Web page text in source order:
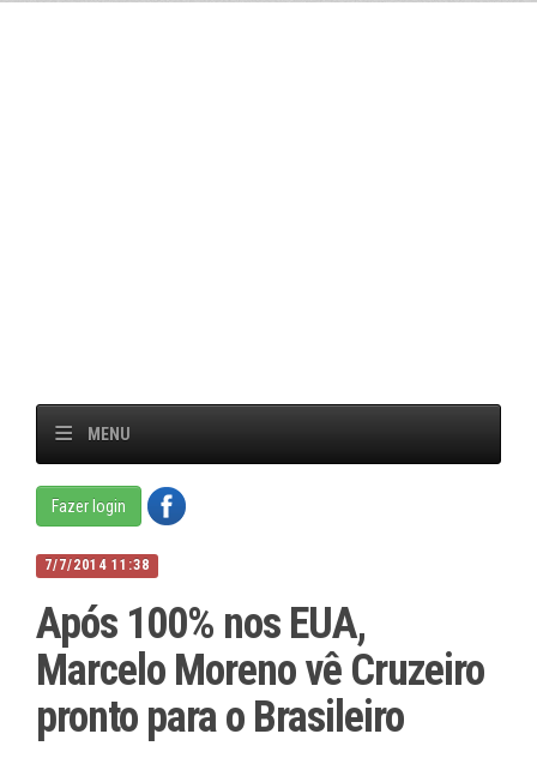
MENU
Fazer login
7/7/2014 11:38
Após 100% nos EUA,
Marcelo Moreno vê Cruzeiro
pronto para o Brasileiro